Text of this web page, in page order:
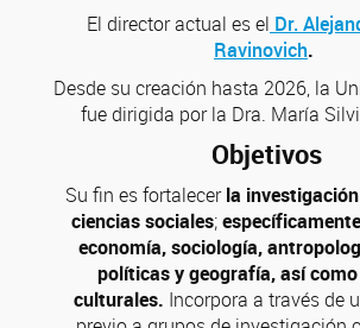
El director actual es el Dr.
Ravinovich.
Desde su creación hasta 2026, la
fue dirigida por la Dra. María
Objetivos
Su fin es fortalecerla
ciencias sociales;
economía, sociología,
políticas y geografía, así como
culturales. Incorpora a través de